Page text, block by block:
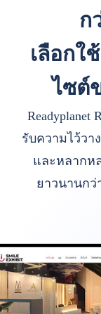
ก
เลือกใ
ไซต์
รับความไว้วา
และหลากห
ยาวนานกว่